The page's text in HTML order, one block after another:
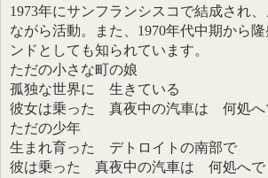
1973年にサンフランシスコで結成され
ながら活動。また、1970年代中期から
ンドとしても知られています。
ただの小さな町の娘
孤独な世界に 生きている
彼女は乗った 真夜中の汽車は 何処へ
ただの少年
生まれ育った デトロイトの南部で
彼は乗った 真夜中の汽車は 何処へで